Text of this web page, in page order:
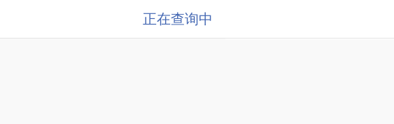
正在查询中